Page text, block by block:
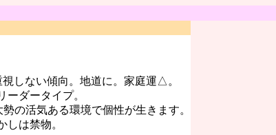
しない傾向。地道に。家庭運△。
ダータイプ。
の活気ある環境で個性が生きます。
は禁物。